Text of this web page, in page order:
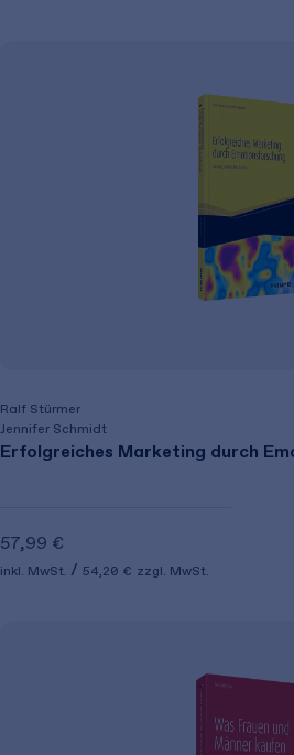
Ralf Stürmer
Jennifer Schmidt
Erfolgreiches Marketing durch
57,99 €
inkl. MwSt. 54,20 € zzgl. MwSt.